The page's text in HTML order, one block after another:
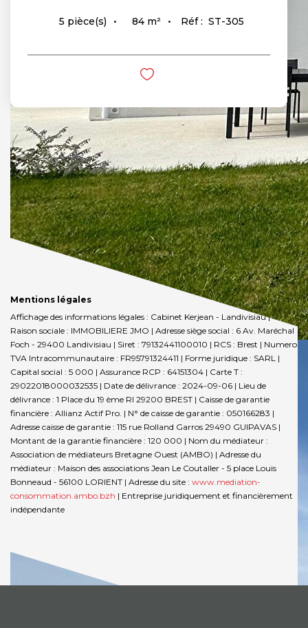
5 pièce(s) 84 m² Réf : ST-305
Mentions légales
Affichage des informations légales : Cabinet Kerjean - Landivisiau |
Raison sociale : IMMOBILIERE JMO | Adresse siège social : 6 Av. Maréchal
Foch - 29400 Landivisiau | Siret : 79132441100010 | RCS : Brest | Numero
TVA Intracommunautaire : FR95791324411 | Forme juridique : SARL |
Capital social : 5 000 | Assurance RCP : 64151304 | Carte T :
29022018000032535 | Date de délivrance : 2024-09-06 | Lieu de
délivrance : 1 Place du 19 ème RI 29200 BREST | Caisse de garantie
financière : Allianz Actif Pro. | N° de caisse de garantie : 050166283 |
Adresse caisse de garantie : 115 rue Rolland Garros 29490 GUIPAVAS |
Montant de la garantie financière : 120 000 | Nom du médiateur :
Association de médiateurs Bretagne Ouest (AMBO) | Adresse du
médiateur : Maison des associations Jean Le Coutaller - 5 place Louis
Bonneaud - 56100 LORIENT | Adresse du site : www.mediation-
consommation.ambo.bzh | Entreprise juridiquement et financièrement
indépendante